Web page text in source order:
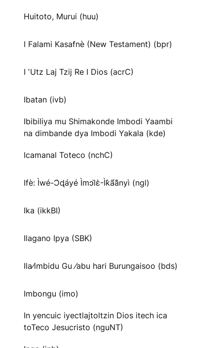
Huitoto, Murui (huu)
I Falami Kasafnè (New Testament) (bpr)
I ʼUtz Laj Tzij Re I Dios (acrC)
Ibatan (ivb)
Ibibiliya mu Shimakonde Imbodi Yaambi
na dimbande dya Imbodi Yakala (kde)
Icamanal Toteco (nchC)
Ifè: Ìwé-Ɔ̀ɖáyé Ìmↄl̀ɛ̀-Ìk̀ã́ã̀nyì (ngl)
Ika (ikkBI)
Ilagano Ipya (SBK)
Ila⁄imbidu Gu ⁄abu hari Burungaisoo (bds)
Imbongu (imo)
In yencuic iyectlajtoltzin Dios itech ica
toTeco Jesucristo (nguNT)